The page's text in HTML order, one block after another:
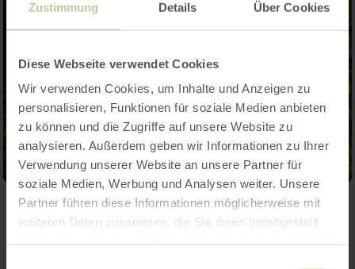
Zustimmung Details Über Cookies
Diese Webseite verwendet Cookies
Wir verwenden Cookies, um Inhalte und Anzeigen zu
personalisieren, Funktionen für soziale Medien anbieten
zu können und die Zugriffe auf unsere Website zu
analysieren. Außerdem geben wir Informationen zu Ihrer
Verwendung unserer Website an unsere Partner für
soziale Medien, Werbung und Analysen weiter. Unsere
Partner führen diese Informationen möglicherweise mit
weiteren Daten zusammen, die Sie ihnen bereitgestellt
Kontakt